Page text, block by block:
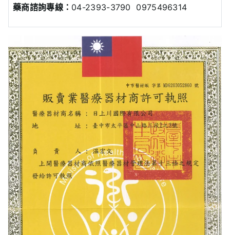
藥商諮詢專線： 04-2393-3790 0975496314